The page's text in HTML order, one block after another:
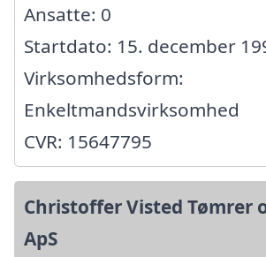
Ansatte: 0
Startdato: 15. december
Virksomhedsform:
Enkeltmandsvirksomhed
CVR: 15647795
Christoffer Visted Tømrer
ApS